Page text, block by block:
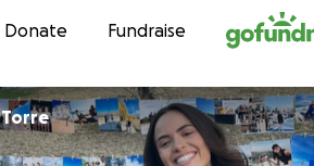
Skip to content
Donate Fundraise
Torre